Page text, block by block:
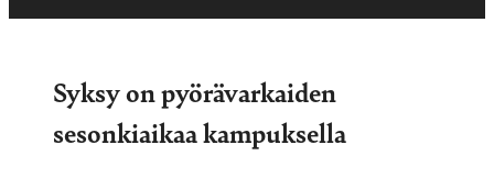
Syksy on pyörävarkaiden
sesonkiaikaa kampuksella